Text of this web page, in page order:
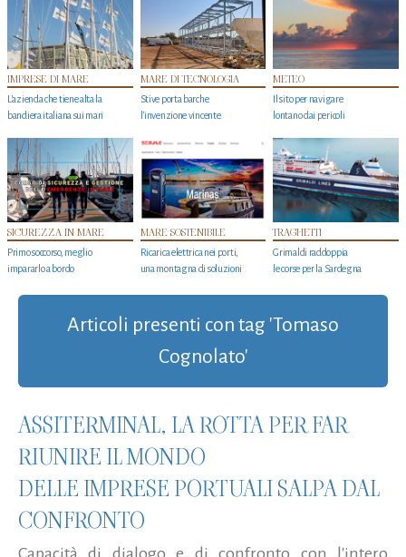
IMPRESE DI MARE
L'azienda che tiene alta la
bandiera italiana sui mari
MARE DI TECNOLOGIA
Stive porta barche
l'invenzione vincente
METEO
Il sito per navigare
lontano dai pericoli
SICUREZZA IN MARE
Primo soccorso, meglio
impararlo a bordo
MARE SOSTENIBILE
Ricarica elettrica nei porti,
una montagna di soluzioni
TRAGHETTI
Grimaldi raddoppia
le corse per la Sardegna
Articoli presenti con tag 'Tomaso
Cognolato'
ASSITERMINAL, LA ROTTA PER FAR
RIUNIRE IL MONDO
DELLE IMPRESE PORTUALI SALPA DAL
CONFRONTO
Capacità di dialogo e di confronto con l'intero